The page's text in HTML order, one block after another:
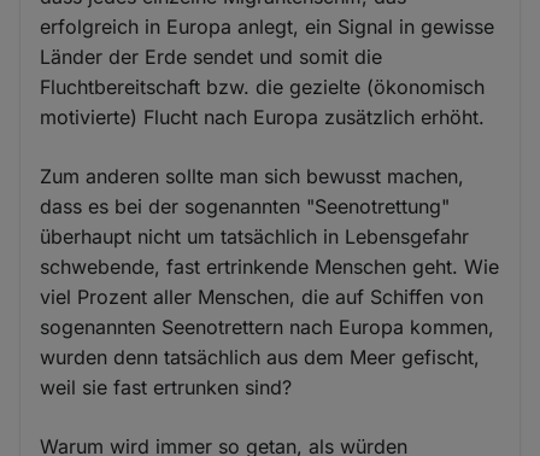
erfolgreich in Europa anlegt, ein Signal in gewisse
Länder der Erde sendet und somit die
Fluchtbereitschaft bzw. die gezielte (ökonomisch
motivierte) Flucht nach Europa zusätzlich erhöht.
Zum anderen sollte man sich bewusst machen,
dass es bei der sogenannten "Seenotrettung"
überhaupt nicht um tatsächlich in Lebensgefahr
schwebende, fast ertrinkende Menschen geht. Wie
viel Prozent aller Menschen, die auf Schiffen von
sogenannten Seenotrettern nach Europa kommen,
wurden denn tatsächlich aus dem Meer gefischt,
weil sie fast ertrunken sind?
Warum wird immer so getan, als würden